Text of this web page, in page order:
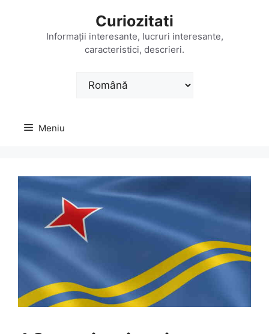
Curiozitati
Informații interesante, lucruri interesante,
caracteristici, descrieri.
Alege
Meniu